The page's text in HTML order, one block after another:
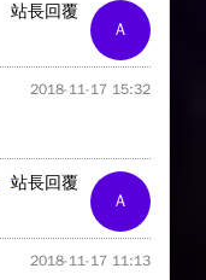
A
站長回覆
2018-11-17 15:32
A
站長回覆
2018-11-17 11:13